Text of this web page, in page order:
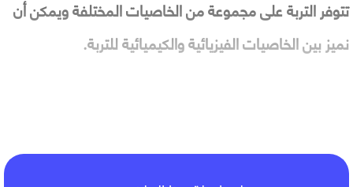
تتوفر التربة على مجموعة من الخاصيات المختلفة ويمكن أن
نميز بين الخاصيات الفيزيائية والكيميائية للتربة.